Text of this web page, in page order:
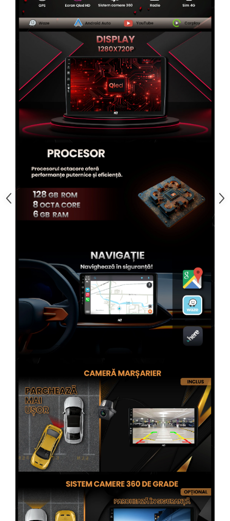
Rame adaptoare Nissan
Rame adaptoare Fiat
Rame adaptoare Hyundai
Rame adaptoare Chevrolet
Rame adaptoare Mitsubishi
Rame adaptoare Jeep
Rame adaptoare Chrysler
Rame adaptoare Dodge
Rame adaptoare Isuzu
Rame adaptoare Iveco
Rame adaptoare Smart
Rame adaptoare Land Rover
Rame adaptoare Ssangyong
Conectica Auto
Conectică Audi
Conectică Ford
Conectică Volkswagen
Conectică Skoda